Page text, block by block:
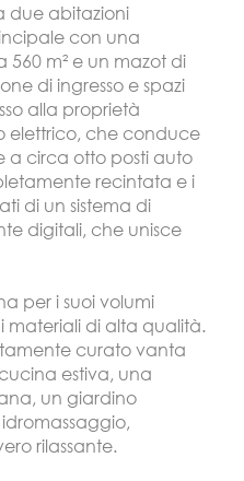
due abitazioni
con una
m² e un mazot di
di ingresso e spazi
alla proprietà
elettrico, che conduce
a circa otto posti auto
recintata e i
di un sistema di
digitali, che unisce
per i suoi volumi
materiali di alta qualità.
curato vanta
estiva, una
un giardino
rilassante.